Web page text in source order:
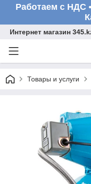
Работаем с НДС
Интернет магазин
Товары и услуги